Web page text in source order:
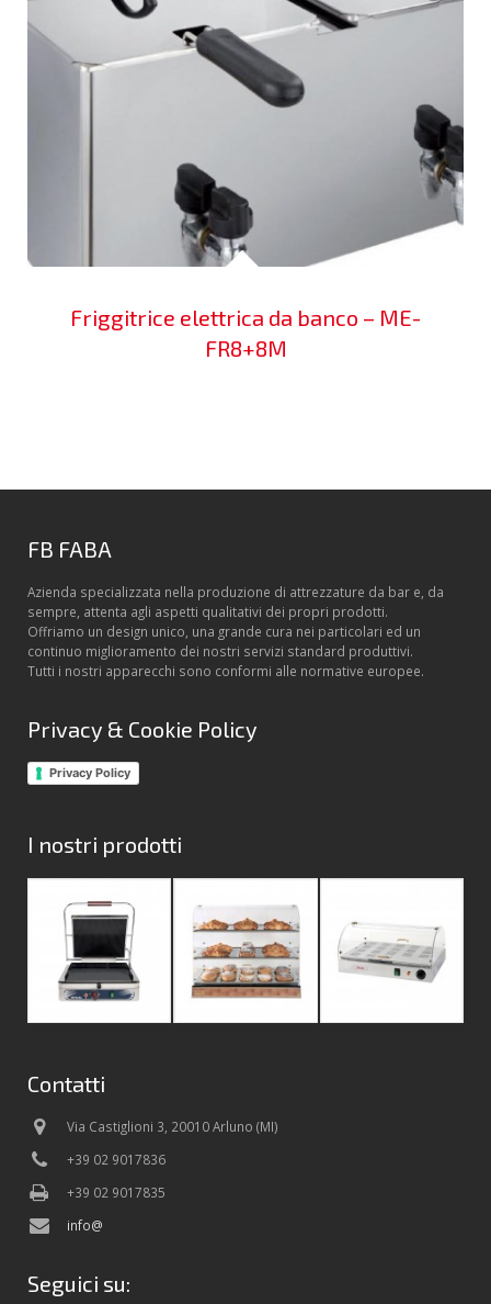
Friggitrice elettrica da banco – ME-
FR8+8M
FB FABA
Azienda specializzata nella produzione di attrezzature da bar e, da
sempre, attenta agli aspetti qualitativi dei propri prodotti.
Offriamo un design unico, una grande cura nei particolari ed un
continuo miglioramento dei nostri servizi standard produttivi.
Tutti i nostri apparecchi sono conformi alle normative europee.
Privacy & Cookie Policy
Privacy Policy
I nostri prodotti
Contatti
Via Castiglioni 3, 20010 Arluno (MI)
+39 02 9017836
+39 02 9017835
info@
Seguici su: